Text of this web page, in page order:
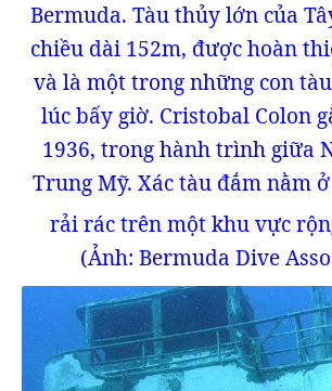
Bermuda. Tàu thủy lớn của
chiều dài 152m, được hoàn
và là một trong những con
lúc bấy giờ. Cristobal Colon
1936, trong hành trình giữa
Trung Mỹ. Xác tàu đắm nằm
rải rác trên một khu vực
(Ảnh: Bermuda Dive